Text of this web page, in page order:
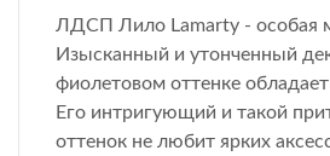
ЛДСП Лило Lamarty - особая
Изысканный и утонченный
фиолетовом оттенке
Его интригующий и такой
оттенок не любит ярких